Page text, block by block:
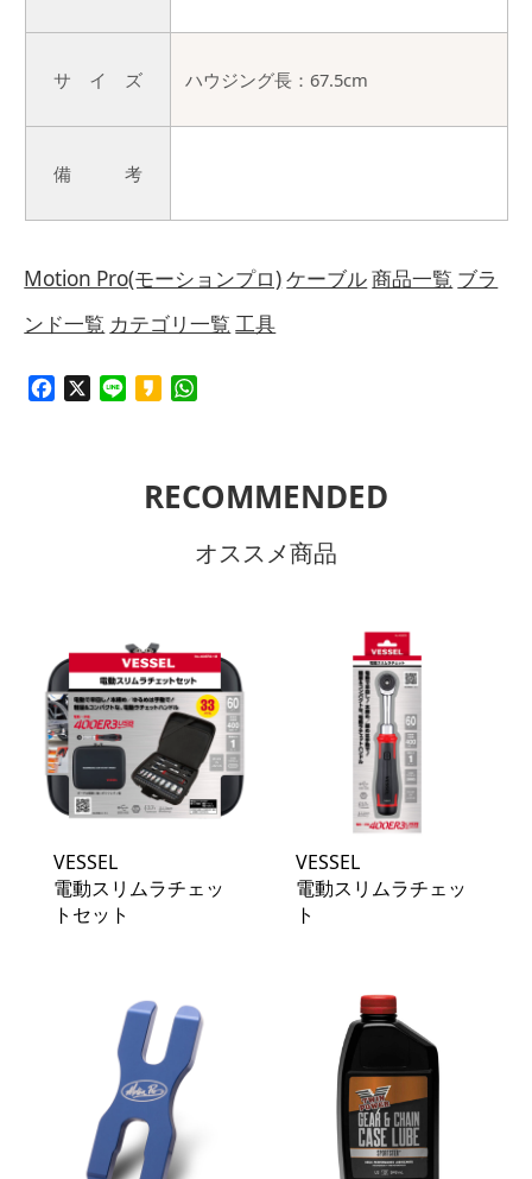
サ イ ズ ハウジング長：67.5cm
備 考
Motion Pro(モーションプロ)ケーブル商品一覧 ブラ
ンド一覧 カテゴリ一覧 工具
Facebook Line Kakao
RECOMMENDED
オススメ商品
VESSEL
電動スリムラチェッ
トセット
VESSEL
電動スリムラチェッ
ト